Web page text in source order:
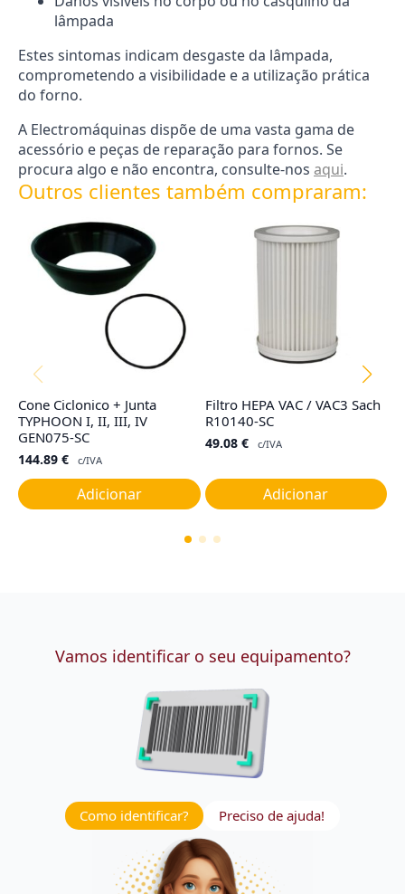
lâmpada
Estes sintomas indicam desgaste da lâmpada,
comprometendo a visibilidade e a utilização prática
do forno.
A Electromáquinas dispõe de uma vasta gama de
acessório e peças de reparação para fornos. Se
procura algo e não encontra, consulte-nos aqui.
Outros clientes também compraram:
Cone Ciclonico + Junta
TYPHOON I, II, III, IV
GEN075-SC
144.89 € c/IVA
Adicionar
Filtro HEPA VAC / VAC3 Sach
R10140-SC
49.08 € c/IVA
Adicionar
Vamos identificar o seu equipamento?
Como identificar? Preciso de ajuda!